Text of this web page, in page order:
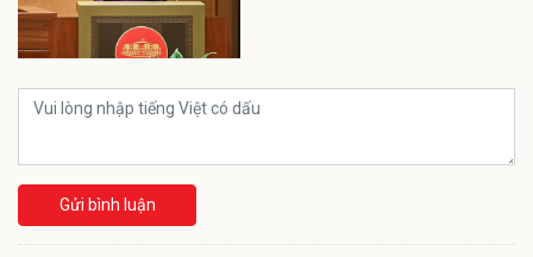
Gửi bình luận